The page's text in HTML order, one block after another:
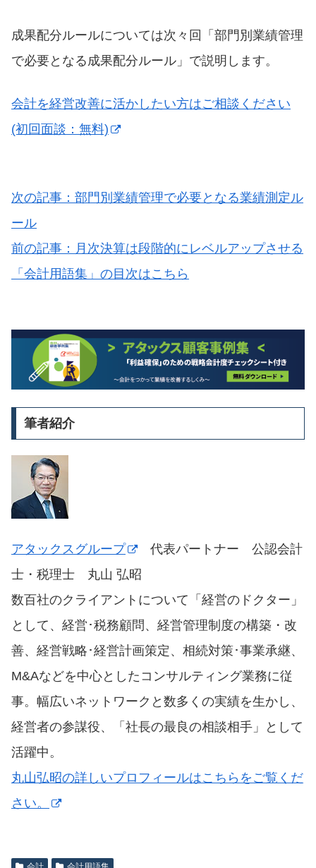
成果配分ルールについては次々回「部門別業績管理
で必要となる成果配分ルール」で説明します。
会計を経営改善に活かしたい方はご相談ください
(初回面談：無料)
次の記事：部門別業績管理で必要となる業績測定ル
ール
前の記事：月次決算は段階的にレベルアップさせる
「会計用語集」の目次はこちら
筆者紹介
アタックスグループ
代表パートナー 公認会計
士・税理士 丸山 弘昭
数百社のクライアントについて「経営のドクター」
として、経営･税務顧問、経営管理制度の構築・改
善、経営戦略･経営計画策定、相続対策･事業承継、
M&Aなどを中心としたコンサルティング業務に従
事。幅広いネットワークと数多くの実績を生かし、
経営者の参謀役、「社長の最良の相談相手」として
活躍中。
丸山弘昭の詳しいプロフィールはこちらをご覧くだ
さい。